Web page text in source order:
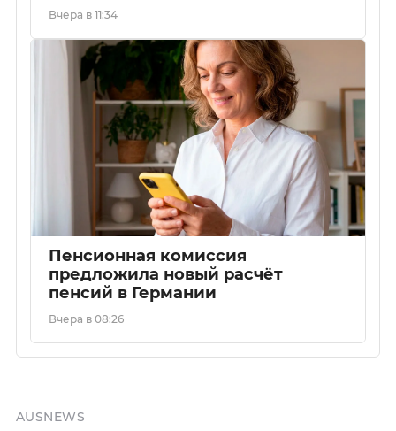
Вчера в 11:34
Пенсионная комиссия
предложила новый расчёт
пенсий в Германии
Вчера в 08:26
AUSNEWS